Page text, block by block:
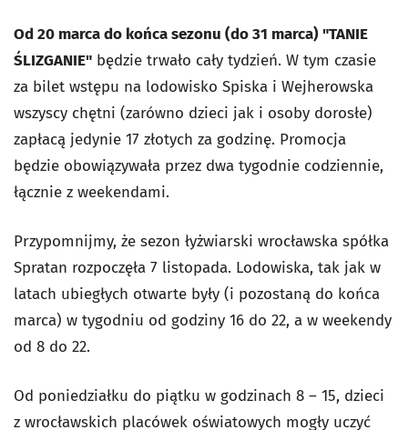
Od 20 marca do końca sezonu (do 31 marca) "TANIE
ŚLIZGANIE" będzie trwało cały tydzień. W tym czasie
za bilet wstępu na lodowisko Spiska i Wejherowska
wszyscy chętni (zarówno dzieci jak i osoby dorosłe)
zapłacą jedynie 17 złotych za godzinę. Promocja
będzie obowiązywała przez dwa tygodnie codziennie,
łącznie z weekendami.
Przypomnijmy, że sezon łyżwiarski wrocławska spółka
Spratan rozpoczęła 7 listopada. Lodowiska, tak jak w
latach ubiegłych otwarte były (i pozostaną do końca
marca) w tygodniu od godziny 16 do 22, a w weekendy
od 8 do 22.
Od poniedziałku do piątku w godzinach 8 – 15, dzieci
z wrocławskich placówek oświatowych mogły uczyć